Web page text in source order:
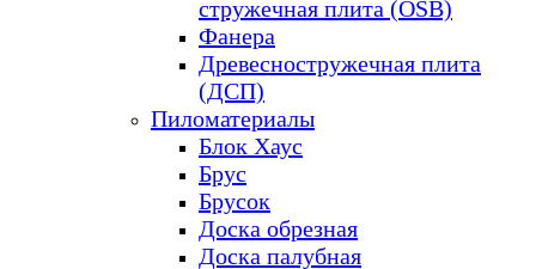
стружечная плита (OSB)
Фанера
Древесностружечная плита
(ДСП)
Пиломатериалы
Блок Хаус
Брус
Брусок
Доска обрезная
Доска палубная